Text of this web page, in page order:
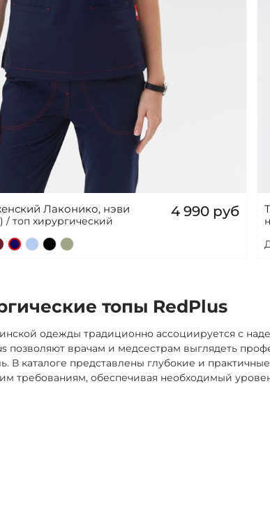
Лаконико, нэви
топ хирургический
4 990 руб
топы RedPlus
одежды традиционно ассоциируется с
позволяют врачам и медсестрам выглядеть
В каталоге представлены глубокие и
требованиям, обеспечивая необходимый